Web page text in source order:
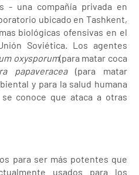
- una compañía privada en
ubicado en Tashkent,
biológicas ofensivas en el
Soviética. Los agentes
oxysporum(para matar coca
papaveracea(para matar
y para la salud humana
conoce que ataca a otras
para ser más potentes que
usados para los